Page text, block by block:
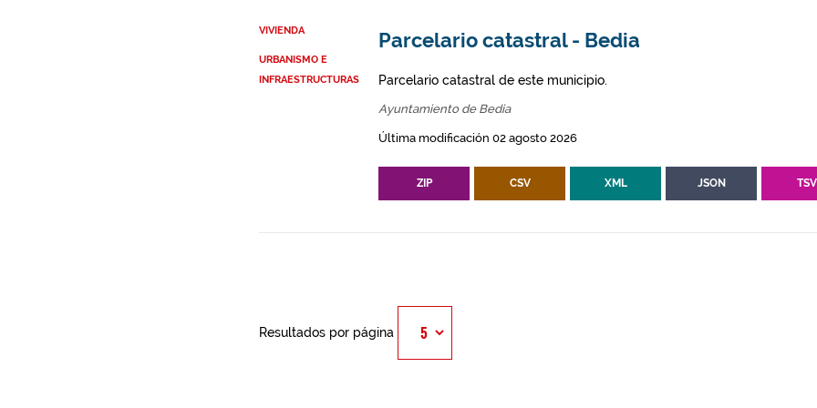
VIVIENDA
URBANISMO E
INFRAESTRUCTURAS
Parcelario catastral - Bedia
Parcelario catastral de este municipio.
Ayuntamiento de Bedia
Última modificación 02 agosto 2026
ZIP CSV XML JSON TSV
Resultados por página